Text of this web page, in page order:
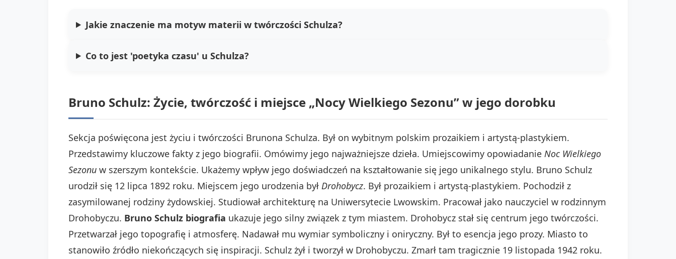
Jakie znaczenie ma motyw materii w twórczości Schulza?
Co to jest 'poetyka czasu' u Schulza?
Bruno Schulz: Życie, twórczość i miejsce „Nocy Wielkiego Sezonu” w jego dorobku
Sekcja poświęcona jest życiu i twórczości Brunona Schulza. Był on wybitnym polskim prozaikiem i artystą-plastykiem.
Przedstawimy kluczowe fakty z jego biografii. Omówimy jego najważniejsze dzieła. Umiejscowimy opowiadanie Noc Wielkiego
Sezonu w szerszym kontekście. Ukażemy wpływ jego doświadczeń na kształtowanie się jego unikalnego stylu. Bruno Schulz
urodził się 12 lipca 1892 roku. Miejscem jego urodzenia był Drohobycz. Był prozaikiem i artystą-plastykiem. Pochodził z
zasymilowanej rodziny żydowskiej. Studiował architekturę na Uniwersytecie Lwowskim. Pracował jako nauczyciel w rodzinnym
Drohobyczu. Bruno Schulz biografia ukazuje jego silny związek z tym miastem. Drohobycz stał się centrum jego twórczości.
Przetwarzał jego topografię i atmosferę. Nadawał mu wymiar symboliczny i oniryczny. Był to esencja jego prozy. Miasto to
stanowiło źródło niekończących się inspiracji. Schulz żył i tworzył w Drohobyczu. Zmarł tam tragicznie 19 listopada 1942 roku.